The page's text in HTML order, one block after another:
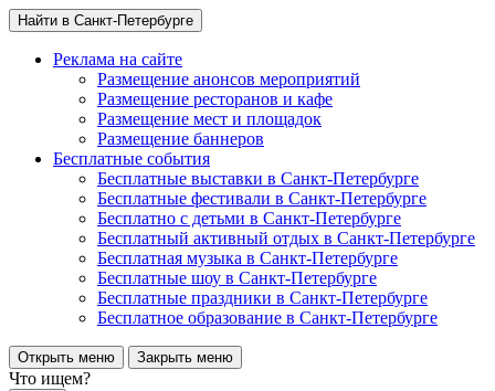
Найти в Санкт-Петербурге
Реклама на сайте
Размещение анонсов мероприятий
Размещение ресторанов и кафе
Размещение мест и площадок
Размещение баннеров
Бесплатные события
Бесплатные выставки в Санкт-Петербурге
Бесплатные фестивали в Санкт-Петербурге
Бесплатно с детьми в Санкт-Петербурге
Бесплатный активный отдых в Санкт-Петербурге
Бесплатная музыка в Санкт-Петербурге
Бесплатные шоу в Санкт-Петербурге
Бесплатные праздники в Санкт-Петербурге
Бесплатное образование в Санкт-Петербурге
Открыть меню Закрыть меню
Что ищем?